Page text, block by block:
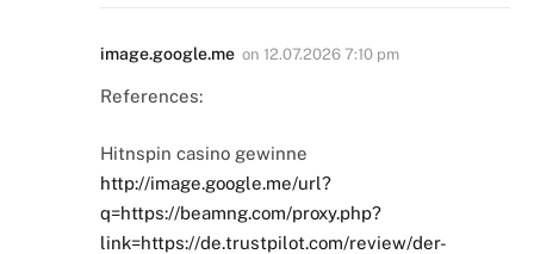
image.google.me on 12.07.2026 7:10 pm
References:
Hitnspin casino gewinne
http://image.google.me/url?
q=https://beamng.com/proxy.php?
link=https://de.trustpilot.com/review/der-